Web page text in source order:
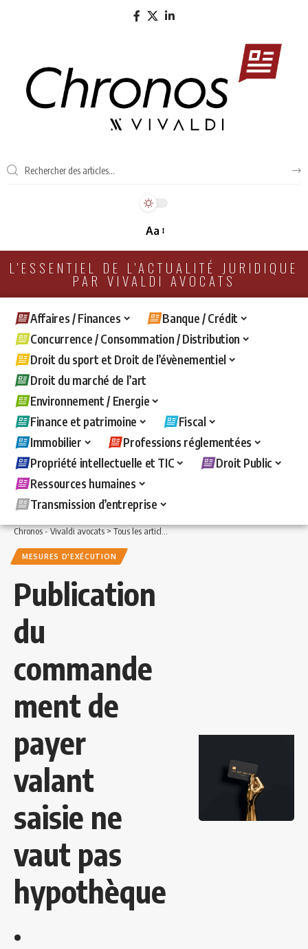
Aa
L'ESSENTIEL DE L'ACTUALITÉ JURIDIQUE
PAR VIVALDI AVOCATS
Affaires / Finances
Banque / Crédit
Concurrence / Consommation / Distribution
Droit du sport et Droit de l’évènementiel
Droit du marché de l’art
Environnement / Energie
Finance et patrimoine
Fiscal
Immobilier
Professions réglementées
Propriété intellectuelle et TIC
Droit Public
Ressources humaines
Transmission d’entreprise
Chronos - Vivaldi avocats>Tous les articles >Banque / Crédit>Mesures
MESURES D'EXÉCUTION
Publication
du
commande
ment de
payer
valant
saisie ne
vaut pas
hypothèque
.